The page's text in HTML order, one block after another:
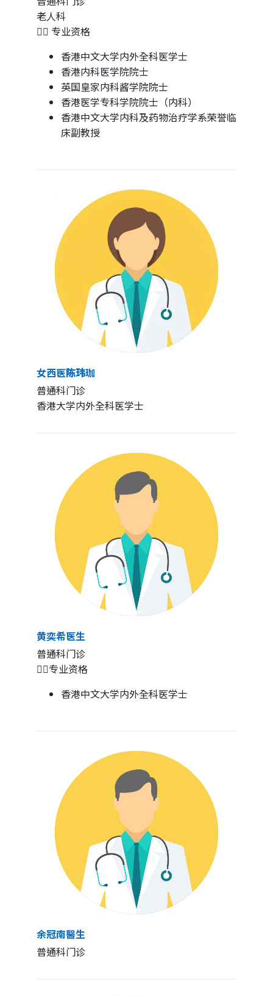
老人科
👨‍⚕️ 专业资格
香港中文大学内外全科医学士
香港内科医学院院士
英国皇家内科酱学院院士
香港医学专科学院院士（内科）
香港中文大学内科及药物治疗学系荣誉临
床副教授
女西医陈玮珈
普通科门诊
香港大学内外全科医学士
黄奕希医生
普通科门诊
👨‍⚕️专业资格
香港中文大学内外全科医学士
余冠南醫生
普通科门诊